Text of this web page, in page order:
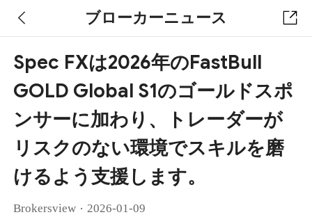
ブローカーニュース
Spec FXは2026年のFastBull
GOLD Global S1のゴールドスポ
ンサーに加わり、トレーダーが
リスクのない環境でスキルを磨
けるよう支援します。
Brokersview · 2026-01-09